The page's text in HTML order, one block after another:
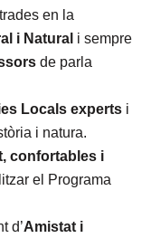
en la
i Natural i sempre
de parla
Locals experts i
i natura.
confortables i
el Programa
d’Amistat i